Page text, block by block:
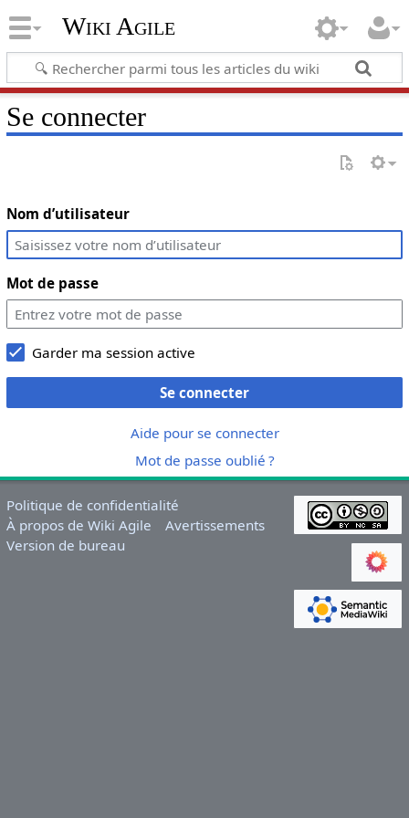
Wiki Agile
Se connecter
Nom d’utilisateur
Mot de passe
Garder ma session active
Se connecter
Aide pour se connecter
Mot de passe oublié ?
Politique de confidentialité
À propos de Wiki Agile
Avertissements
Version de bureau